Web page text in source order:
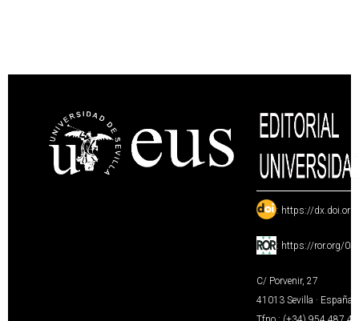
: https://
: https://ror.org/
C/ Porvenir, 27
41013 Sevilla · España